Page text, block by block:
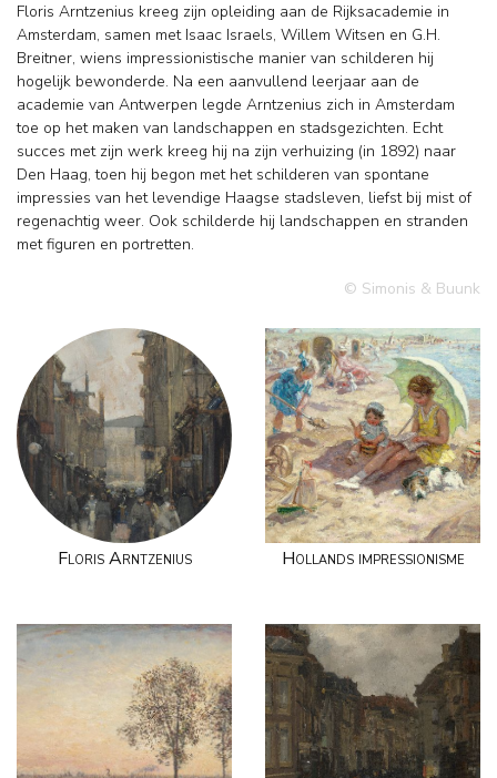
Floris Arntzenius kreeg zijn opleiding aan de Rijksacademie in
Amsterdam, samen met Isaac Israels, Willem Witsen en G.H.
Breitner, wiens impressionistische manier van schilderen hij
hogelijk bewonderde. Na een aanvullend leerjaar aan de
academie van Antwerpen legde Arntzenius zich in Amsterdam
toe op het maken van landschappen en stadsgezichten. Echt
succes met zijn werk kreeg hij na zijn verhuizing (in 1892) naar
Den Haag, toen hij begon met het schilderen van spontane
impressies van het levendige Haagse stadsleven, liefst bij mist of
regenachtig weer. Ook schilderde hij landschappen en stranden
met figuren en portretten.
© Simonis & Buunk
Floris Arntzenius Hollands impressionisme